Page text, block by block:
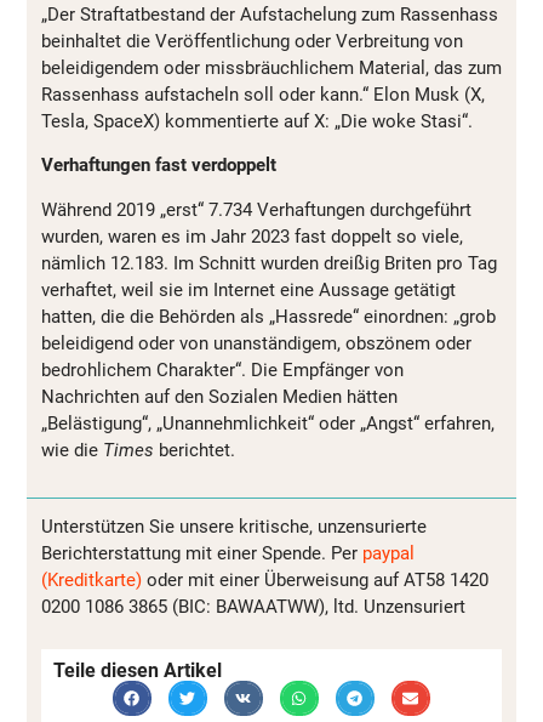
„Der Straftatbestand der Aufstachelung zum Rassenhass
beinhaltet die Veröffentlichung oder Verbreitung von
beleidigendem oder missbräuchlichem Material, das zum
Rassenhass aufstacheln soll oder kann.“ Elon Musk (X,
Tesla, SpaceX) kommentierte auf X: „Die woke Stasi“.
Verhaftungen fast verdoppelt
Während 2019 „erst“ 7.734 Verhaftungen durchgeführt
wurden, waren es im Jahr 2023 fast doppelt so viele,
nämlich 12.183. Im Schnitt wurden dreißig Briten pro Tag
verhaftet, weil sie im Internet eine Aussage getätigt
hatten, die die Behörden als „Hassrede“ einordnen: „grob
beleidigend oder von unanständigem, obszönem oder
bedrohlichem Charakter“. Die Empfänger von
Nachrichten auf den Sozialen Medien hätten
„Belästigung“, „Unannehmlichkeit“ oder „Angst“ erfahren,
wie die Times berichtet.
Unterstützen Sie unsere kritische, unzensurierte
Berichterstattung mit einer Spende. Per paypal
(Kreditkarte) oder mit einer Überweisung auf AT58 1420
0200 1086 3865 (BIC: BAWAATWW), ltd. Unzensuriert
Teile diesen Artikel